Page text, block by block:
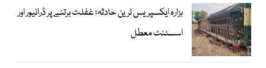
ہزارہ ایکسپریس ٹرین حادثہ؛ غفلت برتنے پر ڈرائیور اور
اسسٹنٹ معطل